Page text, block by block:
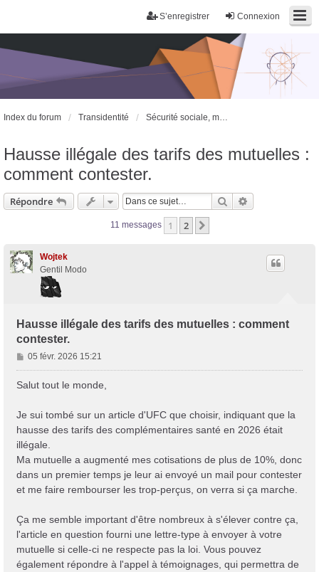
Connexion
S’enregistrer
Index du forum Transidentité Sécurité sociale, mutuelles et remboursement
Hausse illégale des tarifs des mutuelles :
comment contester.
Répondre Rechercher
11 messages 1 2
Wojtek
Gentil Modo
Hausse illégale des tarifs des mutuelles : comment
contester.
M
e
g
e
05 févr. 2026 15:21
Salut tout le monde,
Je sui tombé sur un article d'UFC que choisir, indiquant que la
hausse des tarifs des complémentaires santé en 2026 était
illégale.
Ma mutuelle a augmenté mes cotisations de plus de 10%, donc
dans un premier temps je leur ai envoyé un mail pour contester
et me faire rembourser les trop-perçus, on verra si ça marche.
Ça me semble important d'être nombreux à s'élever contre ça,
l'article en question fourni une lettre-type à envoyer à votre
mutuelle si celle-ci ne respecte pas la loi. Vous pouvez
également répondre à l'appel à témoignages, qui permettra de